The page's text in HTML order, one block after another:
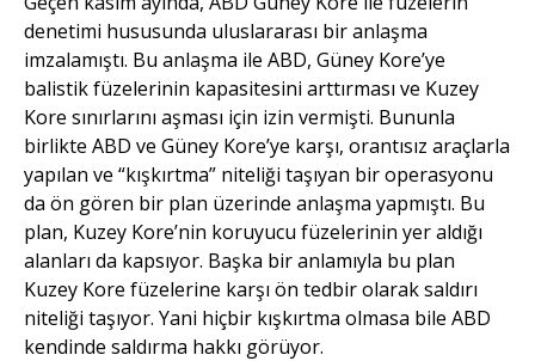
denetimi hususunda uluslararası bir anlaşma
imzalamıştı. Bu anlaşma ile ABD, Güney Kore’ye
balistik füzelerinin kapasitesini arttırması ve Kuzey
Kore sınırlarını aşması için izin vermişti. Bununla
birlikte ABD ve Güney Kore’ye karşı, orantısız araçlarla
yapılan ve “kışkırtma” niteliği taşıyan bir operasyonu
da ön gören bir plan üzerinde anlaşma yapmıştı. Bu
plan, Kuzey Kore’nin koruyucu füzelerinin yer aldığı
alanları da kapsıyor. Başka bir anlamıyla bu plan
Kuzey Kore füzelerine karşı ön tedbir olarak saldırı
niteliği taşıyor. Yani hiçbir kışkırtma olmasa bile ABD
kendinde saldırma hakkı görüyor.